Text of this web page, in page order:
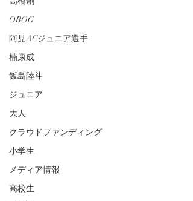
OBOG
阿見ACジュニア選手
楠康成
飯島陸斗
ジュニア
大人
クラウドファンディング
小学生
メディア情報
高校生